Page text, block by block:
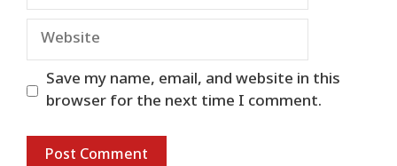
Website
Save my name, email, and website in this
browser for the next time I comment.